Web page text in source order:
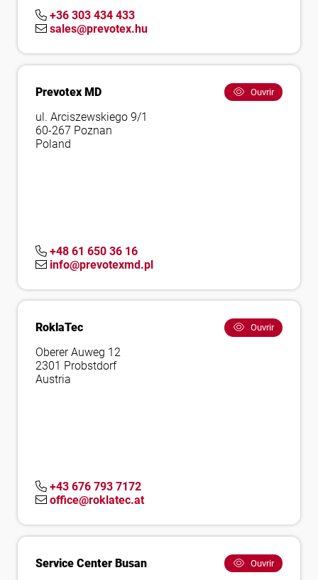
+36 303 434 433
sales@prevotex.hu
Prevotex MD Ouvrir
ul. Arciszewskiego 9/1
60-267 Poznan
Poland
+48 61 650 36 16
info@prevotexmd.pl
RoklaTec Ouvrir
Oberer Auweg 12
2301 Probstdorf
Austria
+43 676 793 7172
office@roklatec.at
Service Center Busan Ouvrir